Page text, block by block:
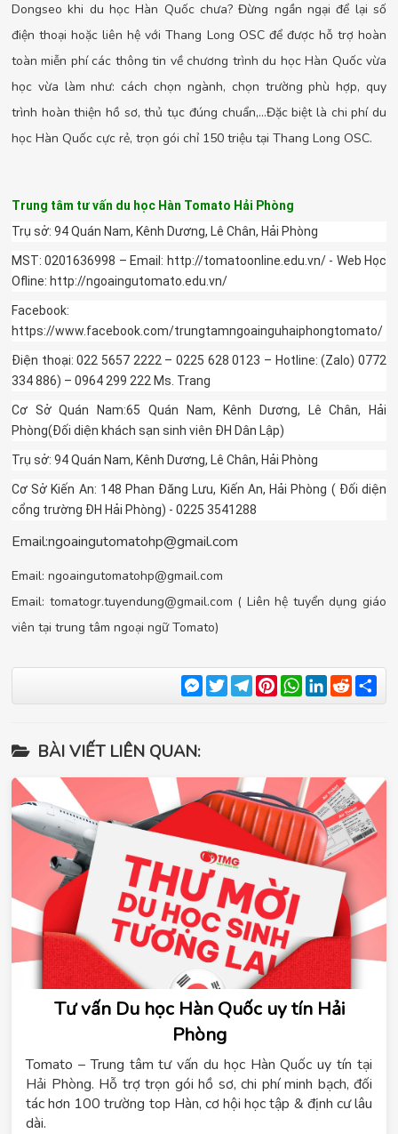
Dongseo khi du học Hàn Quốc chưa? Đừng ngần ngại để lại số
điện thoại hoặc liên hệ với Thang Long OSC để được hỗ trợ hoàn
toàn miễn phí các thông tin về chương trình du học Hàn Quốc vừa
học vừa làm như: cách chọn ngành, chọn trường phù hợp, quy
trình hoàn thiện hồ sơ, thủ tục đúng chuẩn,…Đặc biệt là chi phí du
học Hàn Quốc cực rẻ, trọn gói chỉ 150 triệu tại Thang Long OSC.
Trung tâm tư vấn du học Hàn Tomato Hải Phòng
Trụ sở: 94 Quán Nam, Kênh Dương, Lê Chân, Hải Phòng
MST: 0201636998 – Email: http://tomatoonline.edu.vn/ - Web Học
Ofline: http://ngoaingutomato.edu.vn/
Facebook:
https://www.facebook.com/trungtamngoainguhaiphongtomato/
Điện thoại: 022 5657 2222 – 0225 628 0123 – Hotline: (Zalo) 0772
334 886) – 0964 299 222 Ms. Trang
Cơ Sở Quán Nam:65 Quán Nam, Kênh Dương, Lê Chân, Hải
Phòng(Đối diện khách sạn sinh viên ĐH Dân Lập)
Trụ sở: 94 Quán Nam, Kênh Dương, Lê Chân, Hải Phòng
Cơ Sở Kiến An: 148 Phan Đăng Lưu, Kiến An, Hải Phòng ( Đối diện
cổng trường ĐH Hải Phòng) - 0225 3541288
Email:ngoaingutomatohp@gmail.com
Email: ngoaingutomatohp@gmail.com
Email: tomatogr.tuyendung@gmail.com ( Liên hệ tuyển dụng giáo
viên tại trung tâm ngoại ngữ Tomato)
Messenger
TwitterTelegram
Pinterest
WhatsApp
LinkedIn
Reddit
BÀI VIẾT LIÊN QUAN:
Tư vấn Du học Hàn Quốc uy tín Hải
Phòng
Tomato – Trung tâm tư vấn du học Hàn Quốc uy tín tại
Hải Phòng. Hỗ trợ trọn gói hồ sơ, chi phí minh bạch, đối
tác hơn 100 trường top Hàn, cơ hội học tập & định cư lâu
dài.